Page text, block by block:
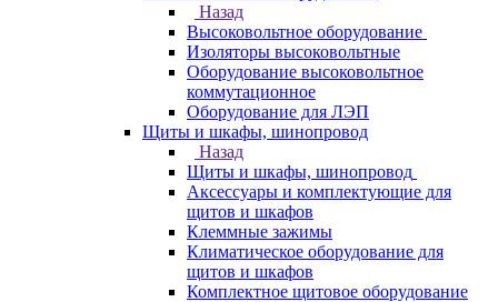
Назад
Высоковольтное оборудование
Изоляторы высоковольтные
Оборудование высоковольтное
коммутационное
Оборудование для ЛЭП
Щиты и шкафы, шинопровод
Назад
Щиты и шкафы, шинопровод
Аксессуары и комплектующие для
щитов и шкафов
Клеммные зажимы
Климатическое оборудование для
щитов и шкафов
Комплектное щитовое оборудование